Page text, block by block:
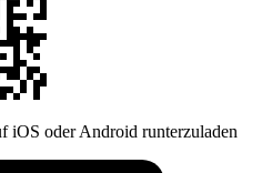
iOS oder Android runterzuladen